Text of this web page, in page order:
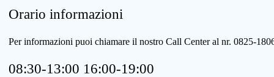
Orario informazioni
Per informazioni puoi chiamare il nostro Call Center al nr. 0825-
08:30-13:00 16:00-19:00